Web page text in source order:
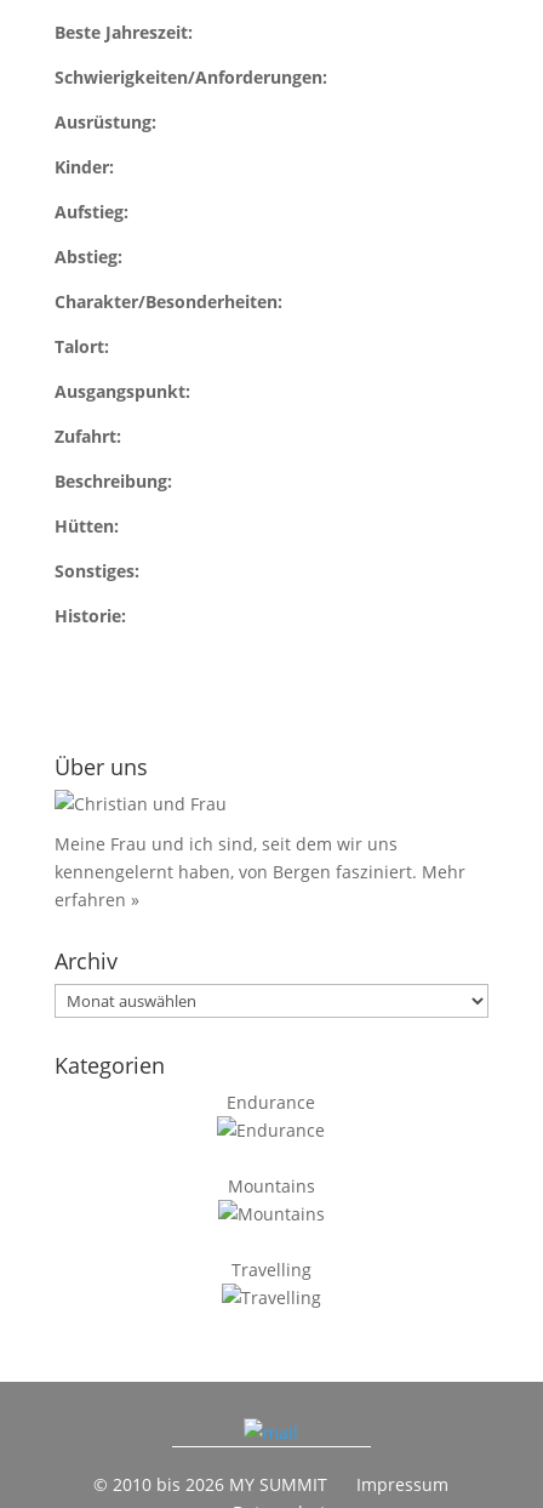
Beste Jahreszeit:
Schwierigkeiten/Anforderungen:
Ausrüstung:
Kinder:
Aufstieg:
Abstieg:
Charakter/Besonderheiten:
Talort:
Ausgangspunkt:
Zufahrt:
Beschreibung:
Hütten:
Sonstiges:
Historie:
Über uns
Meine Frau und ich sind, seit dem wir uns
kennengelernt haben, von Bergen fasziniert. Mehr
erfahren »
Archiv
Archiv
Kategorien
Endurance
Mountains
Travelling
© 2010 bis 2026 MY SUMMIT
Impressum